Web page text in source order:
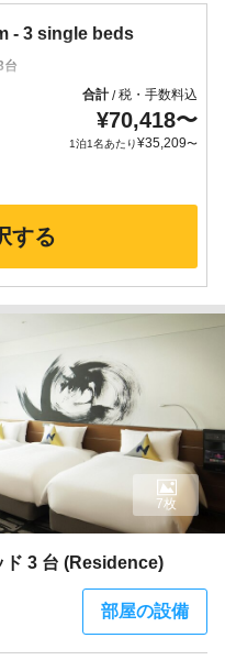
- 3 single beds
台
合計/税・手数料込
¥70,418〜
1泊1名あたり¥35,209〜
する
ド 3 台 (Residence)
部屋の設備
7枚